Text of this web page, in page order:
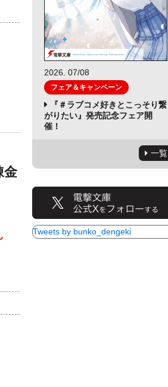
金
2026. 07/08
フェア＆キャンペーン
『＃ラブコメ好きとこっそり繋
がりたい』発売記念フェア開
催！
一覧
Tweets by bunko_dengeki